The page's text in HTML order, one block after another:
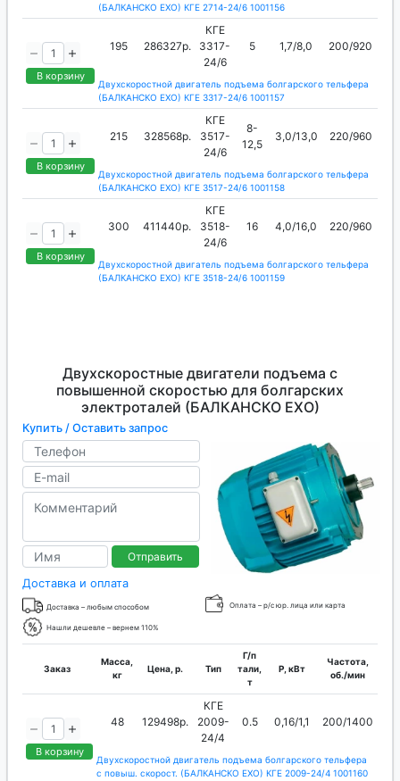
(БАЛКАНСКО ЕХО) КГЕ 2714-24/6 1001156
В корзину
195 286327р.
КГЕ
3317-
24/6
5 1,7/8,0 200/920
Двухскоростной двигатель подъема болгарского тельфера
(БАЛКАНСКО ЕХО) КГЕ 3317-24/6 1001157
В корзину
215 328568р.
КГЕ
3517-
24/6
8-
12,5
3,0/13,0 220/960
Двухскоростной двигатель подъема болгарского тельфера
(БАЛКАНСКО ЕХО) КГЕ 3517-24/6 1001158
В корзину
300 411440р.
КГЕ
3518-
24/6
16 4,0/16,0 220/960
Двухскоростной двигатель подъема болгарского тельфера
(БАЛКАНСКО ЕХО) КГЕ 3518-24/6 1001159
Двухскоростные двигатели подъема с
повышенной скоростью для болгарских
электроталей (БАЛКАНСКО ЕХО)
Купить / Оставить запрос
Отправить
Доставка и оплата
Доставка – любым способом Оплата – р/с юр. лица или карта
Нашли дешевле – вернем 110%
Заказ
Масса,
кг
Цена, р. Тип
Г/п
тали,
т
P, кВт
Частота,
об./мин
В корзину
48 129498р.
КГЕ
2009-
24/4
0.5 0,16/1,1 200/1400
Двухскоростной двигатель подъема болгарского тельфера
с повыш. скорост. (БАЛКАНСКО ЕХО) КГЕ 2009-24/4 1001160